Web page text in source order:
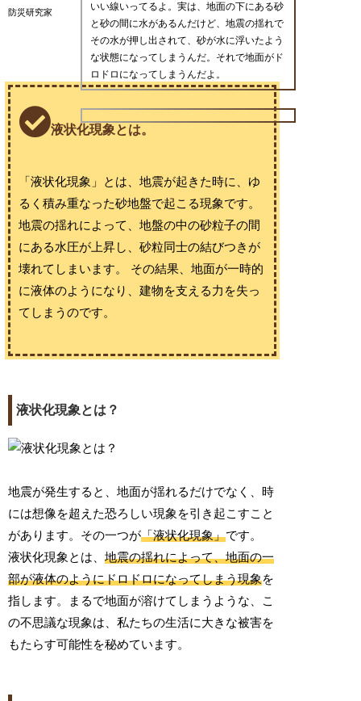
防災研究家
いい線いってるよ。実は、地面の下にある砂
と砂の間に水があるんだけど、地震の揺れで
その水が押し出されて、砂が水に浮いたよう
な状態になってしまうんだ。それで地面がド
ロドロになってしまうんだよ。
液状化現象とは。
「液状化現象」とは、地震が起きた時に、ゆ
るく積み重なった砂地盤で起こる現象です。
地震の揺れによって、地盤の中の砂粒子の間
にある水圧が上昇し、砂粒同士の結びつきが
壊れてしまいます。 その結果、地面が一時的
に液体のようになり、建物を支える力を失っ
てしまうのです。
液状化現象とは？
地震が発生すると、地面が揺れるだけでなく、時
には想像を超えた恐ろしい現象を引き起こすこと
があります。その一つが「液状化現象」です。
液状化現象とは、地震の揺れによって、地面の一
部が液体のようにドロドロになってしまう現象を
指します。まるで地面が溶けてしまうような、こ
の不思議な現象は、私たちの生活に大きな被害を
もたらす可能性を秘めています。